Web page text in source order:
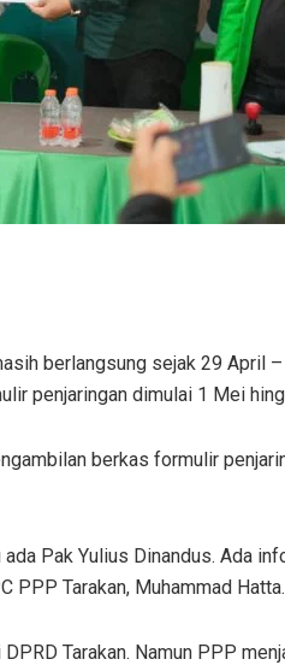
berlangsung sejak 29 April
penjaringan dimulai 1 Mei
berkas formulir
Pak Yulius Dinandus. Ada
PPP Tarakan, Muhammad Hatta.
Tarakan. Namun PPP